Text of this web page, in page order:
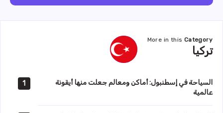
More in this Category
تركيا
تركيا
1
السياحة في إسطنبول: أماكن ومعالم جعلت منها أيقونة
عالمية